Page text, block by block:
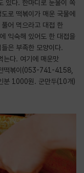
있다. 한마디로 눈물이 쏙
로 떡볶이가 매운 국물에
어 먹으라고 대접 한
익숙해 있어도 한 대접을
은 부족한 모양이다.
는다. 여기에 매운맛
떡볶이(053-741-4158,
분 1000원. 군만두(10개)